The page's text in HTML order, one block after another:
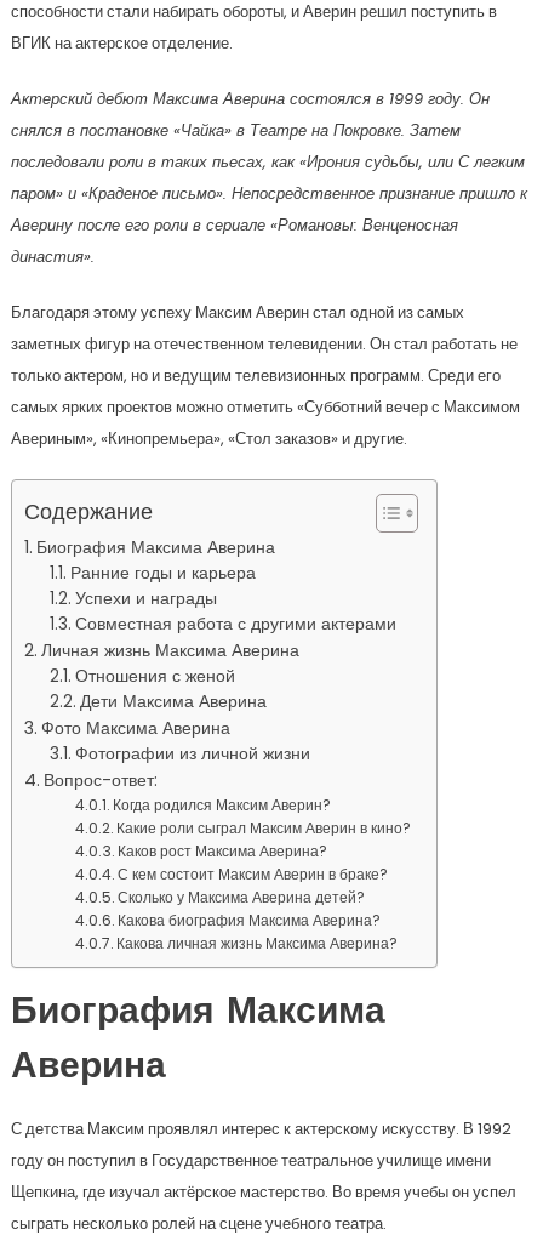
способности стали набирать обороты, и Аверин решил поступить в
ВГИК на актерское отделение.
Актерский дебют Максима Аверина состоялся в 1999 году. Он
снялся в постановке «Чайка» в Театре на Покровке. Затем
последовали роли в таких пьесах, как «Ирония судьбы, или С легким
паром» и «Краденое письмо». Непосредственное признание пришло к
Аверину после его роли в сериале «Романовы: Венценосная
династия».
Благодаря этому успеху Максим Аверин стал одной из самых
заметных фигур на отечественном телевидении. Он стал работать не
только актером, но и ведущим телевизионных программ. Среди его
самых ярких проектов можно отметить «Субботний вечер с Максимом
Авериным», «Кинопремьера», «Стол заказов» и другие.
Содержание
Биография Максима Аверина
Ранние годы и карьера
Успехи и награды
Совместная работа с другими актерами
Личная жизнь Максима Аверина
Отношения с женой
Дети Максима Аверина
Фото Максима Аверина
Фотографии из личной жизни
Вопрос-ответ:
Когда родился Максим Аверин?
Какие роли сыграл Максим Аверин в кино?
Каков рост Максима Аверина?
С кем состоит Максим Аверин в браке?
Сколько у Максима Аверина детей?
Какова биография Максима Аверина?
Какова личная жизнь Максима Аверина?
Биография Максима
Аверина
С детства Максим проявлял интерес к актерскому искусству. В 1992
году он поступил в Государственное театральное училище имени
Щепкина, где изучал актёрское мастерство. Во время учебы он успел
сыграть несколько ролей на сцене учебного театра.